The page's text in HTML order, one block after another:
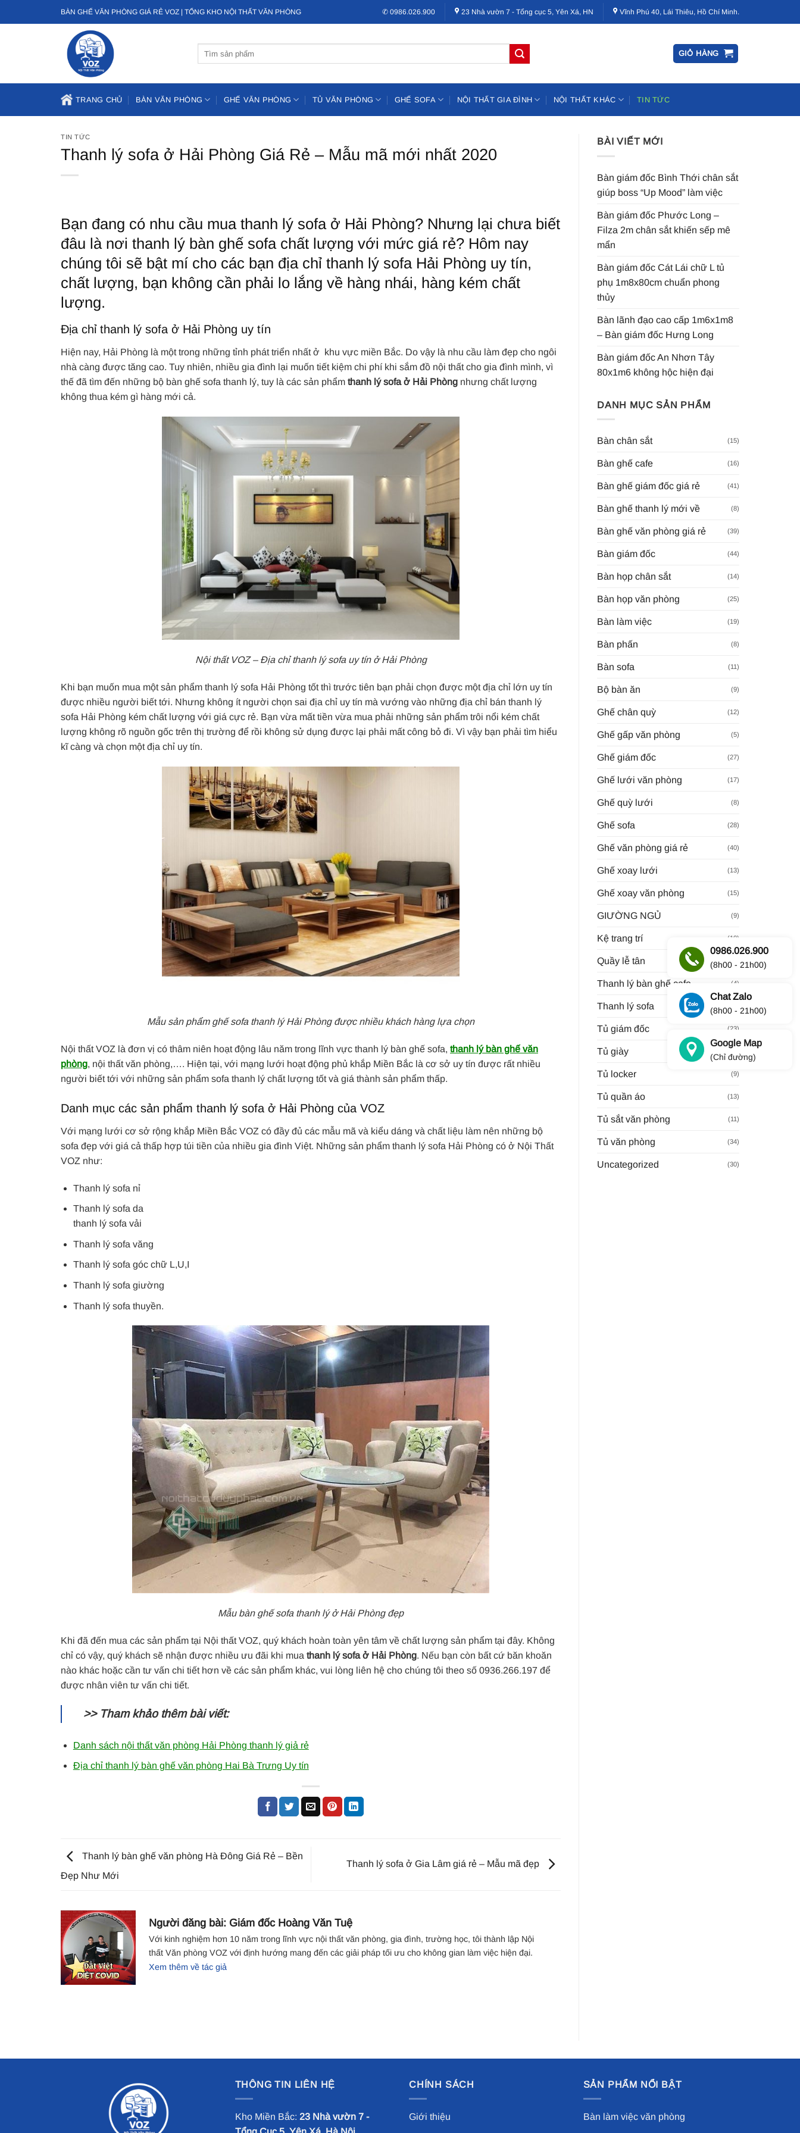
qua
BÀN GHẾ VĂN PHÒNG GIÁ RẺ VOZ | TỔNG KHO NỘI THẤT VĂN PHÒNG ✆ 0986.026.900 23 Nhà vườn 7 - Tổng cục 5, Yên Xá, HN Vĩnh Phú 40, Lái Thiêu, Hồ Chí Minh.
GIỎ HÀNG
TRANG CHỦ BÀN VĂN PHÒNG GHẾ VĂN PHÒNG TỦ VĂN PHÒNG GHẾ SOFA NỘI THẤT GIA ĐÌNH NỘI THẤT KHÁC TIN TỨC
TIN TỨC
Thanh lý sofa ở Hải Phòng Giá Rẻ – Mẫu mã mới nhất 2020
Bạn đang có nhu cầu mua thanh lý sofa ở Hải Phòng? Nhưng lại chưa biết
đâu là nơi thanh lý bàn ghế sofa chất lượng với mức giá rẻ? Hôm nay
chúng tôi sẽ bật mí cho các bạn địa chỉ thanh lý sofa Hải Phòng uy tín,
chất lượng, bạn không cần phải lo lắng về hàng nhái, hàng kém chất
lượng.
Địa chỉ thanh lý sofa ở Hải Phòng uy tín
Hiện nay, Hải Phòng là một trong những tỉnh phát triển nhất ở khu vực miền Bắc. Do vậy là nhu cầu làm đẹp cho ngôi
nhà càng được tăng cao. Tuy nhiên, nhiều gia đình lại muốn tiết kiệm chi phí khi sắm đồ nội thất cho gia đình mình, vì
thế đã tìm đến những bộ bàn ghế sofa thanh lý, tuy là các sản phẩm thanh lý sofa ở Hải Phòng nhưng chất lượng
không thua kém gì hàng mới cả.
Nội thất VOZ – Địa chỉ thanh lý sofa uy tín ở Hải Phòng
Khi bạn muốn mua một sản phẩm thanh lý sofa Hải Phòng tốt thì trước tiên bạn phải chọn được một địa chỉ lớn uy tín
được nhiều người biết tới. Nhưng không ít người chọn sai địa chỉ uy tín mà vướng vào những địa chỉ bán thanh lý
sofa Hải Phòng kém chất lượng với giá cực rẻ. Bạn vừa mất tiền vừa mua phải những sản phẩm trôi nổi kém chất
lượng không rõ nguồn gốc trên thị trường để rồi không sử dụng được lại phải mất công bỏ đi. Vì vậy bạn phải tìm hiểu
kĩ càng và chọn một địa chỉ uy tín.
Mẫu sản phẩm ghế sofa thanh lý Hải Phòng được nhiều khách hàng lựa chọn
Nội thất VOZ là đơn vị có thâm niên hoạt động lâu năm trong lĩnh vực thanh lý bàn ghế sofa, thanh lý bàn ghế văn
phòng, nội thất văn phòng,…. Hiện tại, với mạng lưới hoạt động phủ khắp Miền Bắc là cơ sở uy tín được rất nhiều
người biết tới với những sản phẩm sofa thanh lý chất lượng tốt và giá thành sản phẩm thấp.
Danh mục các sản phẩm thanh lý sofa ở Hải Phòng của VOZ
Với mạng lưới cơ sở rộng khắp Miền Bắc VOZ có đầy đủ các mẫu mã và kiểu dáng và chất liệu làm nên những bộ
sofa đẹp với giá cả thấp hợp túi tiền của nhiều gia đình Việt. Những sản phẩm thanh lý sofa Hải Phòng có ở Nội Thất
VOZ như:
Thanh lý sofa nỉ
Thanh lý sofa da
thanh lý sofa vải
Thanh lý sofa văng
Thanh lý sofa góc chữ L,U,I
Thanh lý sofa giường
Thanh lý sofa thuyền.
Mẫu bàn ghế sofa thanh lý ở Hải Phòng đẹp
Khi đã đến mua các sản phẩm tại Nội thất VOZ, quý khách hoàn toàn yên tâm về chất lượng sản phẩm tại đây. Không
chỉ có vậy, quý khách sẽ nhận được nhiều ưu đãi khi mua thanh lý sofa ở Hải Phòng. Nếu bạn còn bất cứ băn khoăn
nào khác hoặc cần tư vấn chi tiết hơn về các sản phẩm khác, vui lòng liên hệ cho chúng tôi theo số 0936.266.197 để
được nhân viên tư vấn chi tiết.
>> Tham khảo thêm bài viết:
Danh sách nội thất văn phòng Hải Phòng thanh lý giả rẻ
Địa chỉ thanh lý bàn ghế văn phòng Hai Bà Trưng Uy tín
Thanh lý bàn ghế văn phòng Hà Đông Giá Rẻ – Bền
Đẹp Như Mới
Thanh lý sofa ở Gia Lâm giá rẻ – Mẫu mã đẹp
Người đăng bài: Giám đốc Hoàng Văn Tuệ
Với kinh nghiệm hơn 10 năm trong lĩnh vực nội thất văn phòng, gia đình, trường học, tôi thành lập Nội
thất Văn phòng VOZ với định hướng mang đến các giải pháp tối ưu cho không gian làm việc hiện đại.
Xem thêm về tác giả
BÀI VIẾT MỚI
Bàn giám đốc Bình Thới chân sắt
giúp boss “Up Mood” làm việc
Bàn giám đốc Phước Long –
Filza 2m chân sắt khiến sếp mê
mẩn
Bàn giám đốc Cát Lái chữ L tủ
phụ 1m8x80cm chuẩn phong
thủy
Bàn lãnh đạo cao cấp 1m6x1m8
– Bàn giám đốc Hưng Long
Bàn giám đốc An Nhơn Tây
80x1m6 không hộc hiện đại
DANH MỤC SẢN PHẨM
Bàn chân sắt (15)
Bàn ghế cafe (16)
Bàn ghế giám đốc giá rẻ (41)
Bàn ghế thanh lý mới về (8)
Bàn ghế văn phòng giá rẻ (39)
Bàn giám đốc (44)
Bàn họp chân sắt (14)
Bàn họp văn phòng (25)
Bàn làm việc (19)
Bàn phấn (8)
Bàn sofa (11)
Bộ bàn ăn (9)
Ghế chân quỳ (12)
Ghế gấp văn phòng (5)
Ghế giám đốc (27)
Ghế lưới văn phòng (17)
Ghế quỳ lưới (8)
Ghế sofa (28)
Ghế văn phòng giá rẻ (40)
Ghế xoay lưới (13)
Ghế xoay văn phòng (15)
GIƯỜNG NGỦ (9)
Kệ trang trí (10)
Quầy lễ tân (18)
Thanh lý bàn ghế cafe (4)
Thanh lý sofa
Tủ giám đốc (23)
Tủ giày (8)
Tủ locker (9)
Tủ quần áo (13)
Tủ sắt văn phòng (11)
Tủ văn phòng (34)
Uncategorized (30)
THÔNG TIN LIÊN HỆ
Kho Miền Bắc: 23 Nhà vườn 7 -
CHÍNH SÁCH
Giới thiệu
SẢN PHẨM NỔI BẬT
Bàn làm việc văn phòng
0986.026.900
(8h00 - 21h00)
Chat Zalo
(8h00 - 21h00)
Google Map
(Chỉ đường)